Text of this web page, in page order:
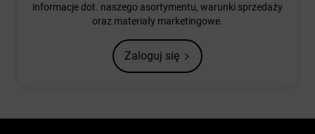
informacje dot. naszego asortymentu, warunki sprzedaży
oraz materiały marketingowe.
Zaloguj się